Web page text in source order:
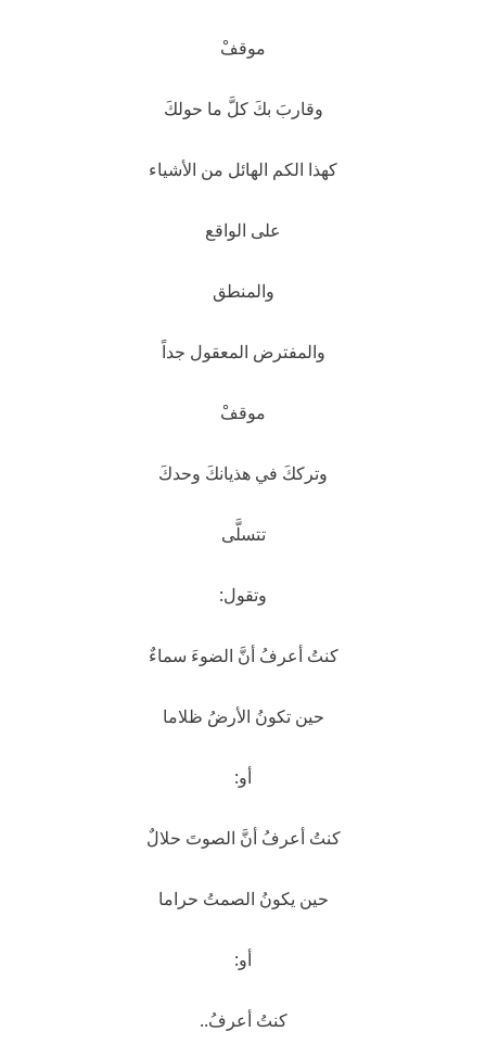
موقفْ
وقاربَ بكَ كلَّ ما حولكَ
كهذا الكم الهائل من الأشياء
على الواقع
والمنطق
والمفترض المعقول جداً
موقفْ
وترككَ في هذيانكَ وحدكَ
تتسلَّى
وتقول:
كنتُ أعرفُ أنَّ الضوءَ سماءٌ
حين تكونُ الأرضُ ظلاما
أو:
كنتُ أعرفُ أنَّ الصوتَ حلالٌ
حين يكونُ الصمتُ حراما
أو:
كنتُ أعرفُ..